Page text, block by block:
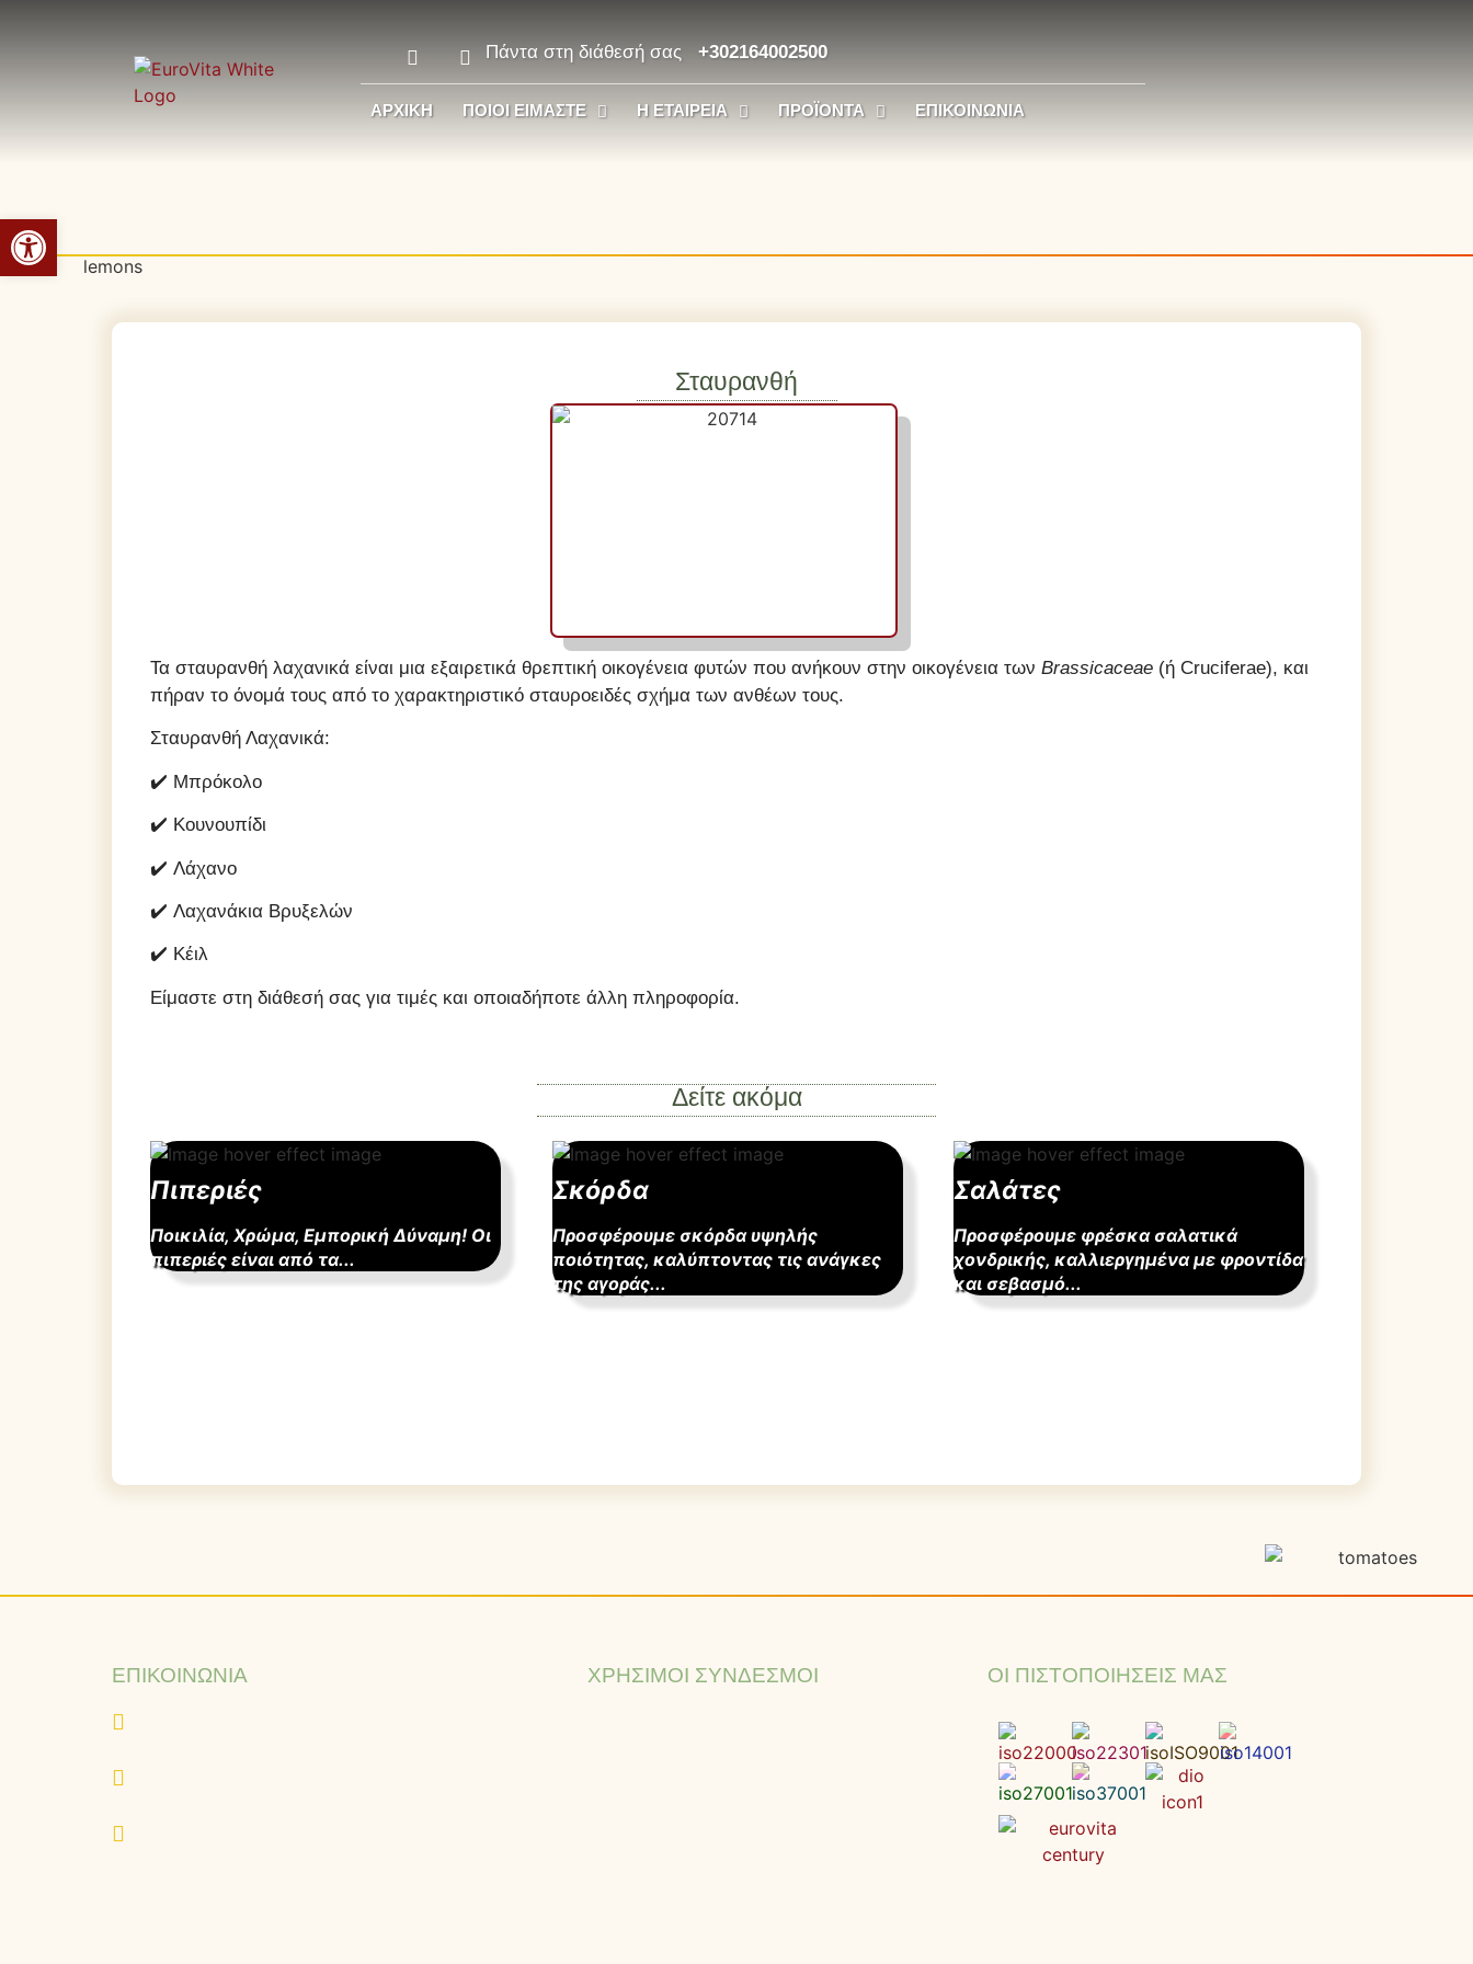
Πάντα στη διάθεσή σας +302164002500
ΑΡΧΙΚΉ ΠΟΙΟΙ ΕΊΜΑΣΤΕ Η ΕΤΑΙΡΕΊΑ ΠΡΟΪΌΝΤΑ ΕΠΙΚΟΙΝΩΝΊΑ
Σταυρανθή
Τα σταυρανθή λαχανικά είναι μια εξαιρετικά θρεπτική οικογένεια φυτών που ανήκουν στην οικογένεια των Brassicaceae (ή Cruciferae), και
πήραν το όνομά τους από το χαρακτηριστικό σταυροειδές σχήμα των ανθέων τους.
Σταυρανθή Λαχανικά:
✔️ Μπρόκολο
✔️ Κουνουπίδι
✔️ Λάχανο
✔️ Λαχανάκια Βρυξελών
✔️ Κέιλ
Είμαστε στη διάθεσή σας για τιμές και οποιαδήποτε άλλη πληροφορία.
Δείτε ακόμα
Πιπεριές
Ποικιλία, Χρώμα, Εμπορική Δύναμη! Οι
πιπεριές είναι από τα...
Σκόρδα
Προσφέρουμε σκόρδα υψηλής
ποιότητας, καλύπτοντας τις ανάγκες
της αγοράς...
Σαλάτες
Προσφέρουμε φρέσκα σαλατικά
χονδρικής, καλλιεργημένα με φροντίδα
και σεβασμό...
ΕΠΙΚΟΙΝΩΝΊΑ ΧΡΉΣΙΜΟΙ ΣΎΝΔΕΣΜΟΙ ΟΙ ΠΙΣΤΟΠΟΙΉΣΕΙΣ ΜΑΣ
Ανοίξτε τη γραμμή εργαλείων